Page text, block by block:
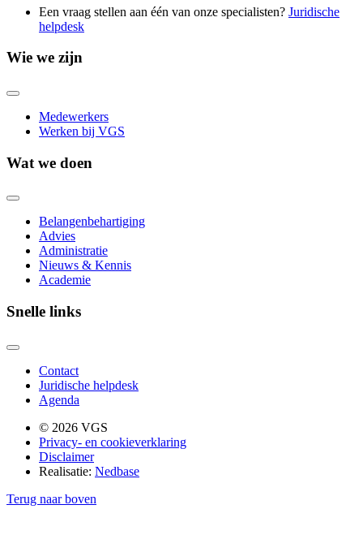
Een vraag stellen aan één van onze specialisten? Juridische
helpdesk
Wie we zijn
Medewerkers
Werken bij VGS
Wat we doen
Belangenbehartiging
Advies
Administratie
Nieuws & Kennis
Academie
Snelle links
Contact
Juridische helpdesk
Agenda
© 2026 VGS
Privacy- en cookieverklaring
Disclaimer
Realisatie: Nedbase
Terug naar boven